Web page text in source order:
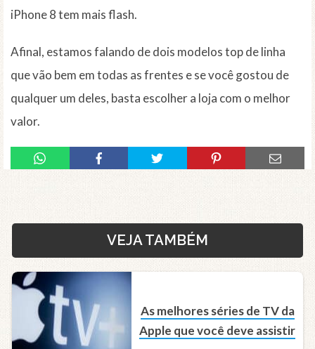
iPhone 8 tem mais flash.
Afinal, estamos falando de dois modelos top de linha
que vão bem em todas as frentes e se você gostou de
qualquer um deles, basta escolher a loja com o melhor
valor.
VEJA TAMBÉM
As melhores séries de TV da
Apple que você deve assistir